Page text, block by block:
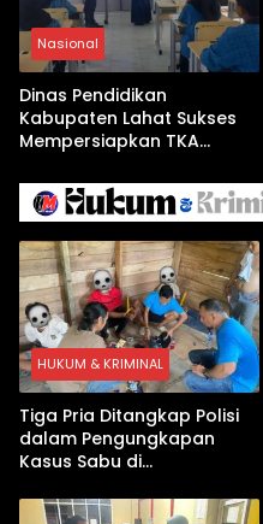
Nasional
Dinas Pendidikan
Kabupaten Lahat Sukses
Mempersiapkan TKA
Pembekalan Latihan Soal
Tanpa Internet
HUKUM & KRIMINAL
Tiga Pria Ditangkap Polisi
dalam Pengungkapan
Kasus Sabu di
Digital hingga Bong Disita